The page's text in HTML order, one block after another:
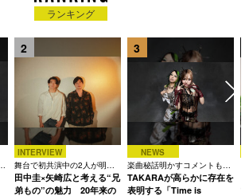
ト賞」と「ラジオ特別賞Radio Rising Artist
門でノミネートのほか、8月にはデビューか
例の速さでのアリーナ公演を開催するな
な注目を集めている。
ランキング
2
INTERVIEW
舞台で初共演中の2人が明か
す、今の自分をつくる恩人の
存在
田中圭×矢崎広と考える“兄
弟もの”の魅力 20年来の
3
NEWS
楽曲秘話明かすコメントも到
着、1st EPも8月24日配信へ
TAKARAが高らかに存在を
表明する「Time is